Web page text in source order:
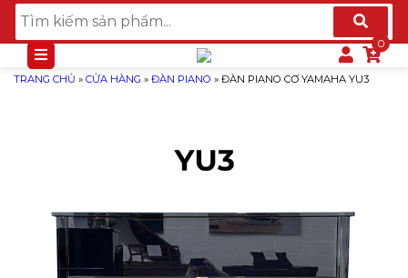
TRANG CHỦ » CỬA HÀNG » ĐÀN PIANO » ĐÀN PIANO CƠ YAMAHA YU3